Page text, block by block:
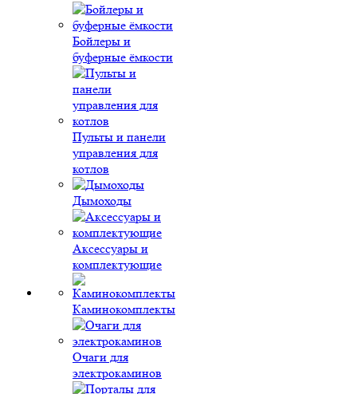
Бойлеры и
буферные ёмкости
Пульты и панели
управления для
котлов
Дымоходы
Аксессуары и
комплектующие
Каминокомплекты
Очаги для
электрокаминов